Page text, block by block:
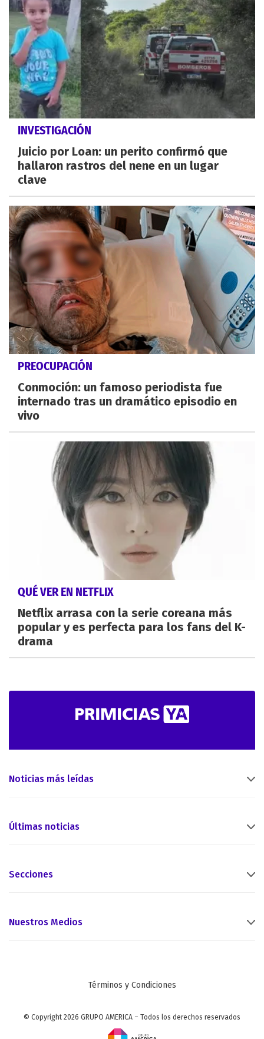
INVESTIGACIÓN
Juicio por Loan: un perito confirmó que
hallaron rastros del nene en un lugar
clave
PREOCUPACIÓN
Conmoción: un famoso periodista fue
internado tras un dramático episodio en
vivo
QUÉ VER EN NETFLIX
Netflix arrasa con la serie coreana más
popular y es perfecta para los fans del K-
drama
Noticias más leídas
Últimas noticias
Secciones
Nuestros Medios
Términos y Condiciones
© Copyright 2026 GRUPO AMERICA – Todos los derechos reservados